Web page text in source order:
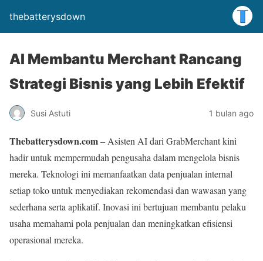
thebatterysdown
AI Membantu Merchant Rancang
Strategi Bisnis yang Lebih Efektif
Susi Astuti 1 bulan ago
Thebatterysdown.com– Asisten AI dari GrabMerchant kini
hadir untuk mempermudah pengusaha dalam mengelola bisnis
mereka. Teknologi ini memanfaatkan data penjualan internal
setiap toko untuk menyediakan rekomendasi dan wawasan yang
sederhana serta aplikatif. Inovasi ini bertujuan membantu pelaku
usaha memahami pola penjualan dan meningkatkan efisiensi
operasional mereka.